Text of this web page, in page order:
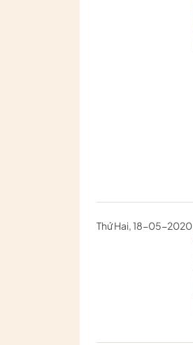
Thứ Hai, 18-05-2020